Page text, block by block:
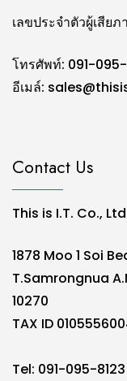
เลขประจำตัวผู้เสีย
โทรศัพท์: 091-095-
อีเมล์:
Contact Us
This is I.T. Co.,
1878 Moo 1 Soi
T.Samrongnua
10270
TAX ID
Tel: 091-095-8123